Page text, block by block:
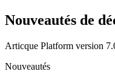
Nouveautés de
Articque Platform version
Nouveautés